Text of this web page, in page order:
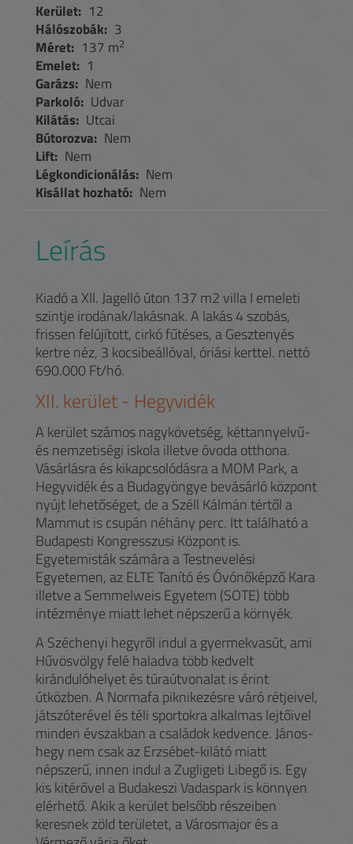
Kerület: 12
Hálószobák: 3
Méret: 137 m2
Emelet: 1
Garázs: Nem
Parkoló: Udvar
Kilátás: Utcai
Bútorozva: Nem
Lift: Nem
Légkondicionálás: Nem
Kisállat hozható: Nem
Leírás
Kiadó a XII. Jagelló úton 137 m2 villa I emeleti
szintje irodának/lakásnak. A lakás 4 szobás,
frissen felújított, cirkó fűtéses, a Gesztenyés
kertre néz, 3 kocsibeállóval, óriási kerttel. nettó
690.000 Ft/hó.
XII. kerület - Hegyvidék
A kerület számos nagykövetség, kéttannyelvű-
és nemzetiségi iskola illetve óvoda otthona.
Vásárlásra és kikapcsolódásra a MOM Park, a
Hegyvidék és a Budagyöngye bevásárló központ
nyújt lehetőséget, de a Széll Kálmán tértől a
Mammut is csupán néhány perc. Itt található a
Budapesti Kongresszusi Központ is.
Egyetemisták számára a Testnevelési
Egyetemen, az ELTE Tanító és Óvónőképző Kara
illetve a Semmelweis Egyetem (SOTE) több
intézménye miatt lehet népszerű a környék.
A Széchenyi hegyről indul a gyermekvasút, ami
Hűvösvölgy felé haladva több kedvelt
kirándulóhelyet és túraútvonalat is érint
útközben. A Normafa piknikezésre váró rétjeivel,
játszóterével és téli sportokra alkalmas lejtőivel
minden évszakban a családok kedvence. János-
hegy nem csak az Erzsébet-kilátó miatt
népszerű, innen indul a Zugligeti Libegő is. Egy
kis kitérővel a Budakeszi Vadaspark is könnyen
elérhető. Akik a kerület belsőbb részeiben
keresnek zöld területet, a Városmajor és a